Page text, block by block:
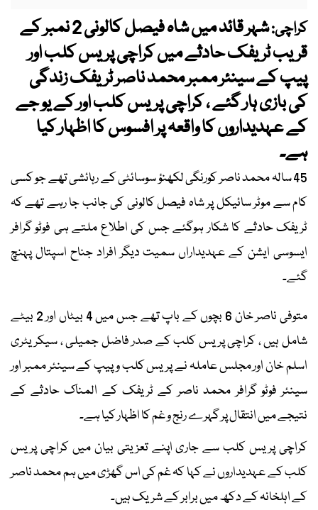
کراچی:
شہر قائد میں شاہ فیصل کالونی 2 نمبر کے
قریب ٹریفک حادثے میں کراچی پریس کلب اور
پیپ کے سینئر ممبر محمد ناصر ٹریفک زندگی
کی بازی ہار گئے ، کراچی پریس کلب اور کے یو جے
کے عہدیداروں کا واقعہ پر افسوس کا اظہار کیا
ہے۔
45 سالہ محمد ناصر کورنگی لکھنؤ سوسائٹی کے رہائشی تھے جو کسی
کام سے موٹر سائیکل پر شاہ فیصل کالونی کی جانب جا رہے تھے کہ
ٹریفک حادثے کا شکار ہوگئے جس کی اطلاع ملتے ہی فوٹو گرافر
ایسوسی ایشن کے عہدیداراں سمیت دیگر افراد جناح اسپتال پہنچ
گئے۔
متوفی ناصر خان 6 بچوں کے باپ تھے جس میں 4 بیٹاں اور 2 بیٹے
شامل ہیں ، کراچی پریس کلب کے صدر فاضل جمیلی ، سیکریٹری
اسلم خان اور مجلس عاملہ نے پریس کلب و پیپ کے سینئر ممبر اور
سینئر فوٹو گرافر محمد ناصر کے ٹریفک کے المناک حادثے کے
نتیجے میں انتقال پر گہرے رنج و غم کا اظہار کیا ہے۔
کراچی پریس کلب سے جاری اپنے تعزیتی بیان میں کراچی پریس
کلب کے عہدیداروں نے کہا کہ غم کی اس گھڑی میں ہم محمد ناصر
کے اہلخانہ کے دکھ میں برابر کے شریک ہیں۔